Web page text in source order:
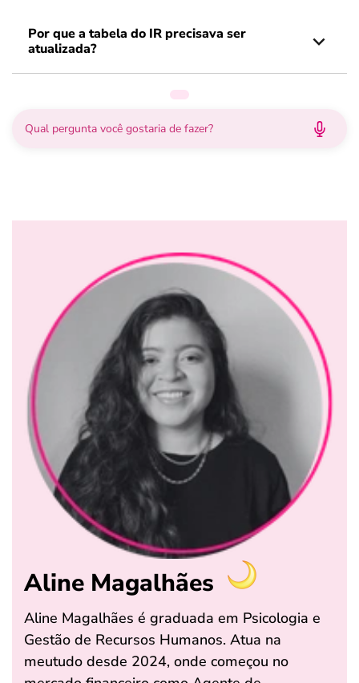
Por que a tabela do IR precisava ser
atualizada?
Aline Magalhães
Aline Magalhães é graduada em Psicologia e
Gestão de Recursos Humanos. Atua na
meutudo desde 2024, onde começou no